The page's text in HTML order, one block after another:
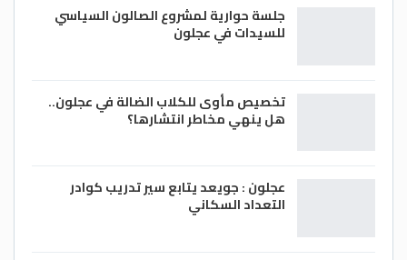
جلسة حوارية لمشروع الصالون السياسي
للسيدات في عجلون
تخصيص مأوى للكلاب الضالة في عجلون..
هل ينهي مخاطر انتشارها؟
عجلون : جويعد يتابع سير تدريب كوادر
التعداد السكاني